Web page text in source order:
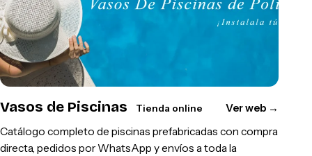
Vasos de Piscinas Tienda online Ver web →
Catálogo completo de piscinas prefabricadas con compra
directa, pedidos por WhatsApp y envíos a toda la